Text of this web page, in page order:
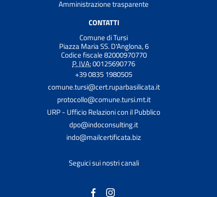
Amministrazione trasparente
CONTATTI
Comune di Tursi
Piazza Maria SS. D'Anglona, 6
Codice fiscale 82000970770
P. IVA:00125690776
+39 0835 1980505
comune.tursi@cert.ruparbasilicata.it
protocollo@comune.tursi.mt.it
URP - Ufficio Relazioni con il Pubblico
dpo@indoconsulting.it
indo@mailcertificata.biz
Seguici sui nostri canali